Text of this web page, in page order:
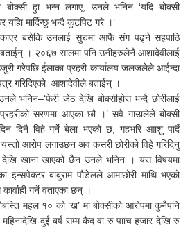
हुा भन्न लगाए, उनले भनिन–‘यदि बोक्सी
यहिा मार्दिन्छु भन्दै कुटपिट गरे ।’
बसेकि उनलाई सुरुमा आफै संग पढ्ने सहपाठि
। २०६७ सालमा पनि उनीहरुलेनै आशादेवीलाई
गरेपछि ईलाका प्रहरी कार्यालय जलजलेले आईन्दा
गरिदिएको आशादेवीले बताईन् ।
भनिन–‘फेरी जेठ देखि बोक्सीहोस भन्दै छोरीलाई
सरणमा आएका छौ ।’ सवै गाउालेले बोक्सी
दिनै विहे गर्ने बेला भएको छ, गहभरि आाशु पार्दै
यस्तो आरोप लगाउछन अव कसरी छोरीको विहे गरिदिनु
देखि खाना खाएको छैन उनले भनिन । यस विषयमा
इन्सपेक्टर बाबुराम पौडेलले आमाछोरी माथि भएको
कार्वाही गर्ने वताएका छन् ।
महल १० को ‘ख’ मा बोक्सीको आरोपमा कुनैपनि
महिनादेखि दुई बर्ष सम्म कैद वा रु पााच हजार देखि रु